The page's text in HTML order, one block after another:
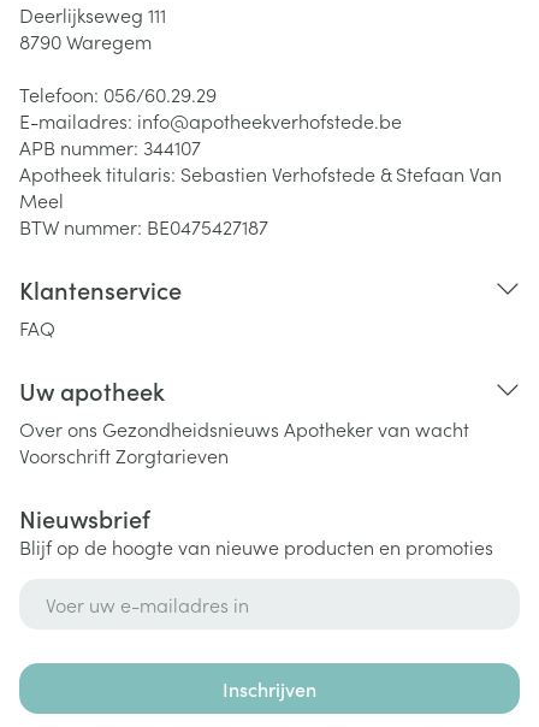
Deerlijkseweg 111
8790Waregem
Telefoon: 056/60.29.29
E-mailadres: info@apotheekverhofstede.be
APB nummer: 344107
Apotheek titularis: Sebastien Verhofstede & Stefaan Van
Meel
BTW nummer: BE0475427187
Klantenservice
FAQ
Uw apotheek
Over ons Gezondheidsnieuws Apotheker van wacht
VoorschriftZorgtarieven
Nieuwsbrief
Blijf op de hoogte van nieuwe producten en promoties
Inschrijven